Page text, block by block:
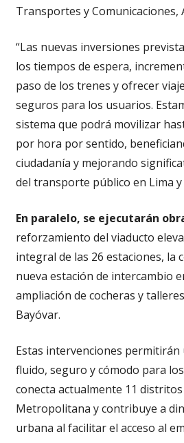
Transportes y Comunicaciones,
“Las nuevas inversiones
los tiempos de espera,
paso de los trenes y ofrecer
seguros para los usuarios.
sistema que podrá movilizar
por hora por sentido,
ciudadanía y mejorando
del transporte público en Lima y
En paralelo, se ejecutarán
reforzamiento del viaducto
integral de las 26 estaciones, la
nueva estación de intercambio
ampliación de cocheras y
Bayóvar.
Estas intervenciones permitirán
fluido, seguro y cómodo para
conecta actualmente 11 distritos
Metropolitana y contribuye a
urbana al facilitar el acceso al